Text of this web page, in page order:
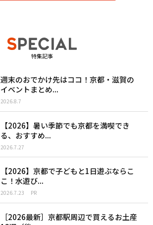
特集記事
週末のおでかけ先はココ！京都・滋賀の
イベントまとめ...
2026.8.7
【2026】暑い季節でも京都を満喫でき
る、おすすめ...
2026.7.27
【2026】京都で子どもと1日遊ぶならこ
こ！水遊び...
2026.7.23 PR
［2026最新］京都駅周辺で買えるお土産